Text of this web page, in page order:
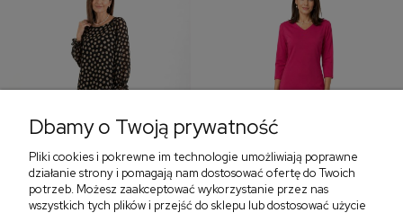
‹
Dbamy o Twoją prywatność
Pliki cookies i pokrewne im technologie umożliwiają poprawne
działanie strony i pomagają nam dostosować ofertę do Twoich
potrzeb. Możesz zaakceptować wykorzystanie przez nas
wszystkich tych plików i przejść do sklepu lub dostosować użycie